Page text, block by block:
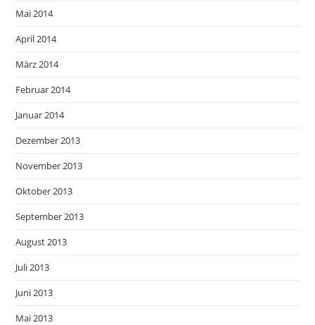
Mai 2014
April 2014
März 2014
Februar 2014
Januar 2014
Dezember 2013
November 2013
Oktober 2013
September 2013
August 2013
Juli 2013
Juni 2013
Mai 2013